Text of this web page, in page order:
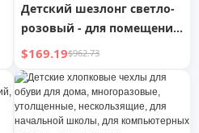
Детский шезлонг светло-
розовый - для помещений
и улицы - подходит для
детей - прочный
$169.19$962.73